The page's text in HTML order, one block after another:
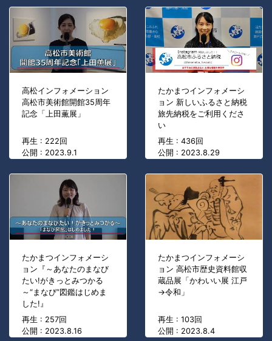
高松インフォメーション
高松市美術館開館35周年
記念「上田薫展」
再生 : 222回
公開 : 2023.9.1
たかまつインフォメーシ
ョン 新しいふるさと納税
旅先納税をご利用くださ
い
再生 : 436回
公開 : 2023.8.29
たかまつインフォメーシ
ョン『～あなたのまなび
たい!がきっとみつかる
～“まなび”図鑑はじめま
した!』
再生 : 257回
公開 : 2023.8.16
たかまつインフォメーシ
ョン 高松市歴史資料館収
蔵品展「かわいい展 江戸
→令和」
再生 : 103回
公開 : 2023.8.4